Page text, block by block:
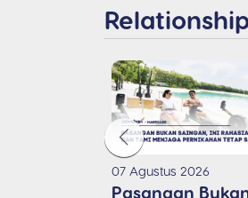
07 Agustus 2026
Pasangan